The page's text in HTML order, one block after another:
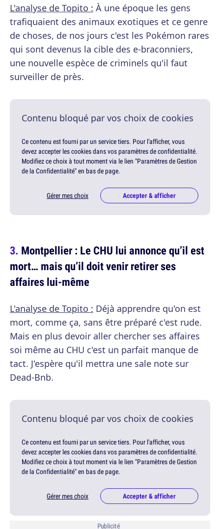
L'analyse de Topito : À une époque les gens
trafiquaient des animaux exotiques et ce genre
de choses, de nos jours c'est les Pokémon rares
qui sont devenus la cible des e-braconniers,
une nouvelle espèce de criminels qu'il faut
surveiller de près.
Contenu bloqué par vos choix de cookies
Ce contenu est fourni par un service tiers. Pour l'afficher, vous
devez accepter les cookies dans vos paramètres de confidentialité.
Modifiez ce choix à tout moment via le lien "Paramètres de Gestion
de la Confidentialité" en bas de page.
Gérer mes choix Accepter & afficher
Montpellier : Le CHU lui annonce qu’il est
mort… mais qu’il doit venir retirer ses
affaires lui-même
L'analyse de Topito : Déjà apprendre qu'on est
mort, comme ça, sans être préparé c'est rude.
Mais en plus devoir aller chercher ses affaires
soi même au CHU c'est un parfait manque de
tact. J'espère qu'il mettra une sale note sur
Dead-Bnb.
Contenu bloqué par vos choix de cookies
Ce contenu est fourni par un service tiers. Pour l'afficher, vous
devez accepter les cookies dans vos paramètres de confidentialité.
Modifiez ce choix à tout moment via le lien "Paramètres de Gestion
de la Confidentialité" en bas de page.
Gérer mes choix Accepter & afficher
Publicité